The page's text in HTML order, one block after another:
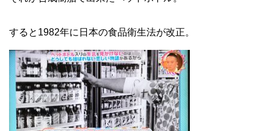
すると1982年に日本の食品衛生法が改正。